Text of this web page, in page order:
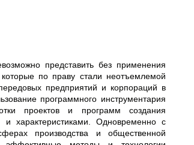
представить без применения
по праву стали неотъемлемой
предприятий и корпораций в
программного инструментария
проектов и программ создания
и характеристиками. Одновременно с
производства и общественной